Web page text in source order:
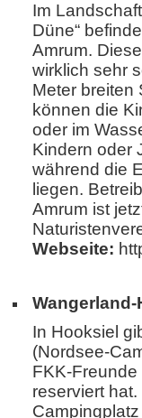
Im
Düne“
Amrum.
wirklich sehr
Meter breiten
können die
oder im
Kindern oder
während die
liegen.
Amrum ist
Webseite:
In Hooksiel
(Nordsee-
FKK-
reserviert